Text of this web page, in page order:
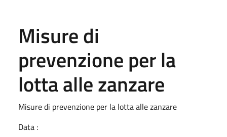
Misure di
prevenzione per la
lotta alle zanzare
Misure di prevenzione per la lotta alle zanzare
Data :